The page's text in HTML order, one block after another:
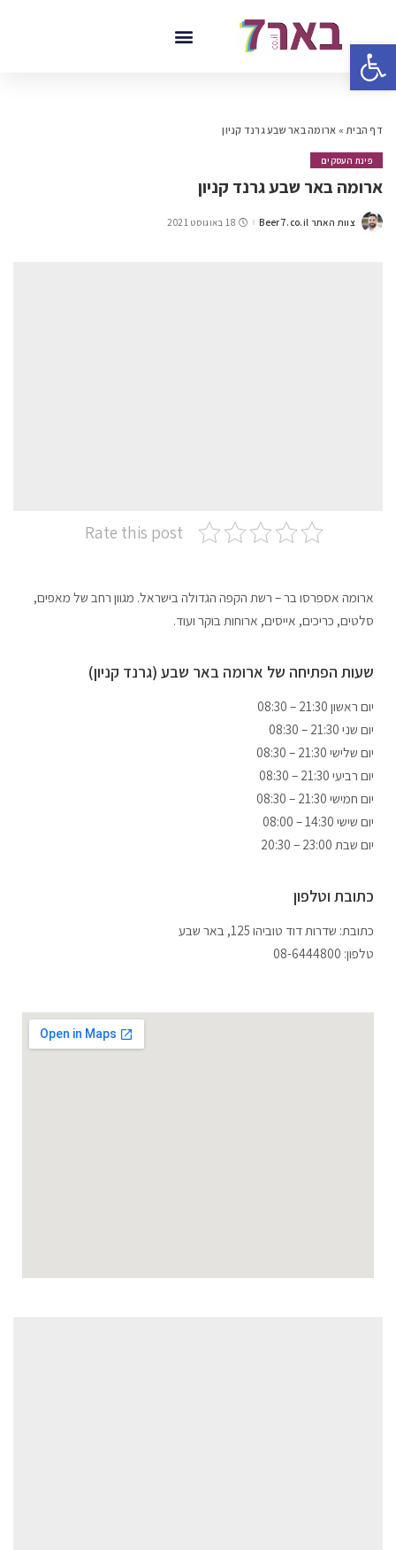
פתח סרגל נגישות
דף הבית» ארומה באר שבע גרנד קניון
פינת העסקים
ארומה באר שבע גרנד קניון
צוות האתר Beer7.co.il 18 באוגוסט 2021
Rate this post
ארומה אספרסו בר – רשת הקפה הגדולה בישראל. מגוון רחב של מאפים,
סלטים, כריכים, אייסים, ארוחות בוקר ועוד.
שעות הפתיחה של ארומה באר שבע (גרנד קניון)
08:30 – 21:30 יום ראשון
08:30 – 21:30 יום שני
08:30 – 21:30 יום שלישי
08:30 – 21:30 יום רביעי
08:30 – 21:30 יום חמישי
יום שישי 14:30 – 08:00
יום שבת 23:00 – 20:30
כתובת וטלפון
כתובת: שדרות דוד טוביהו 125, באר שבע
טלפון: 08-6444800